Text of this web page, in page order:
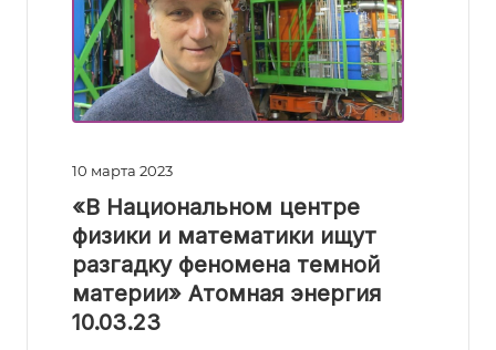
10 марта 2023
«В Национальном центре
физики и математики ищут
разгадку феномена темной
материи» Атомная энергия
10.03.23